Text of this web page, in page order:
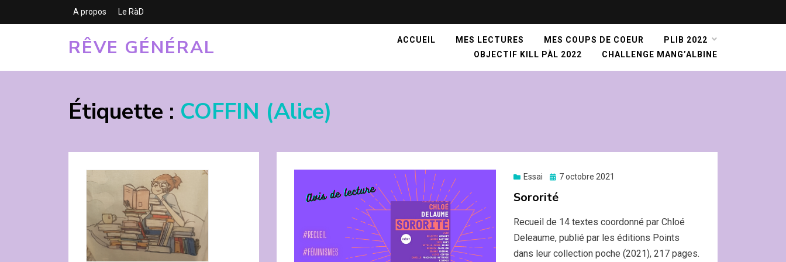
A propos Le RàD
RÊVE GÉNÉRAL ACCUEIL MES LECTURES MES COUPS DE COEUR
PLIB 2022
OBJECTIF KILL PÀL 2022
CHALLENGE MANG’ALBINE
Étiquette : COFFIN (Alice)
Essai
Posted
on
7 octobre 2021
Sororité
Recueil de 14 textes coordonné par Chloé
Deleaume, publié par les éditions Points
dans leur collection poche (2021), 217 pages.